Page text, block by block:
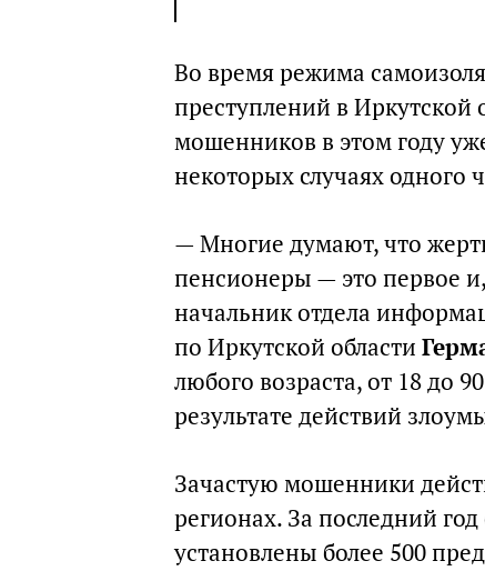
Во время режима
преступлений в Иркутской
мошенников в этом году
некоторых случаях одного
— Многие думают, что
пенсионеры — это первое
начальник отдела
по Иркутской области
любого возраста, от 18 до
результате действий
Зачастую мошенники
регионах. За последний
установлены более 500